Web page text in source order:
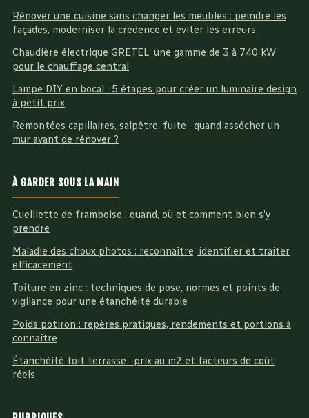
Rénover une cuisine sans changer les meubles : peindre les
façades, moderniser la crédence et éviter les erreurs
Chaudière électrique GRETEL, une gamme de 3 à 740 kW
pour le chauffage central
Lampe DIY en bocal : 5 étapes pour créer un luminaire design
à petit prix
Remontées capillaires, salpêtre, fuite : quand assécher un
mur avant de rénover ?
À GARDER SOUS LA MAIN
Cueillette de framboise : quand, où et comment bien s’y
prendre
Maladie des choux photos : reconnaître, identifier et traiter
efficacement
Toiture en zinc : techniques de pose, normes et points de
vigilance pour une étanchéité durable
Poids potiron : repères pratiques, rendements et portions à
connaître
Étanchéité toit terrasse : prix au m2 et facteurs de coût
réels